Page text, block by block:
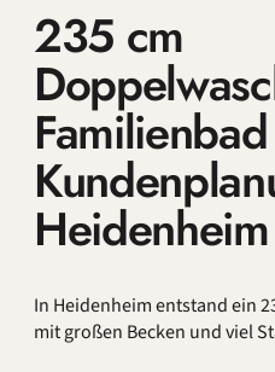
235 cm
Heidenheim
In Heidenheim entstand ein
mit großen Becken und viel